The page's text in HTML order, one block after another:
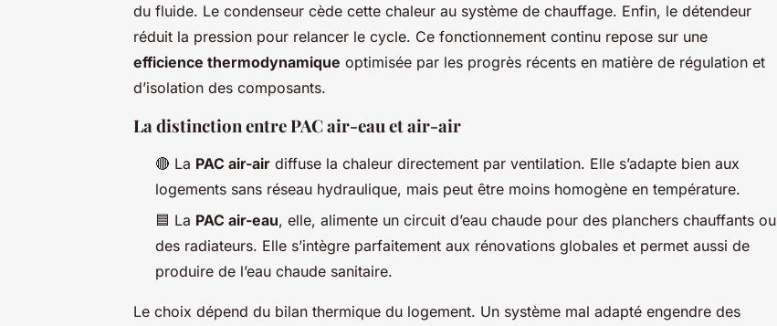
du fluide. Le condenseur cède cette chaleur au système de chauffage. Enfin, le détendeur
réduit la pression pour relancer le cycle. Ce fonctionnement continu repose sur une
efficience thermodynamique optimisée par les progrès récents en matière de régulation et
d’isolation des composants.
La distinction entre PAC air-eau et air-air
🔴 La PAC air-air diffuse la chaleur directement par ventilation. Elle s’adapte bien aux
logements sans réseau hydraulique, mais peut être moins homogène en température.
🟦 La PAC air-eau, elle, alimente un circuit d’eau chaude pour des planchers chauffants ou
des radiateurs. Elle s’intègre parfaitement aux rénovations globales et permet aussi de
produire de l’eau chaude sanitaire.
Le choix dépend du bilan thermique du logement. Un système mal adapté engendre des